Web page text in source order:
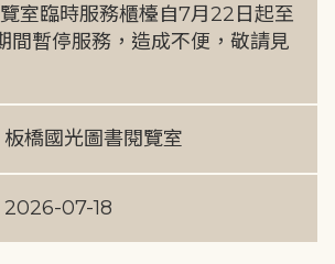
室臨時服務櫃檯自7月22日起至
間暫停服務，造成不便，敬請見
板橋國光圖書閱覽室
2026-07-18